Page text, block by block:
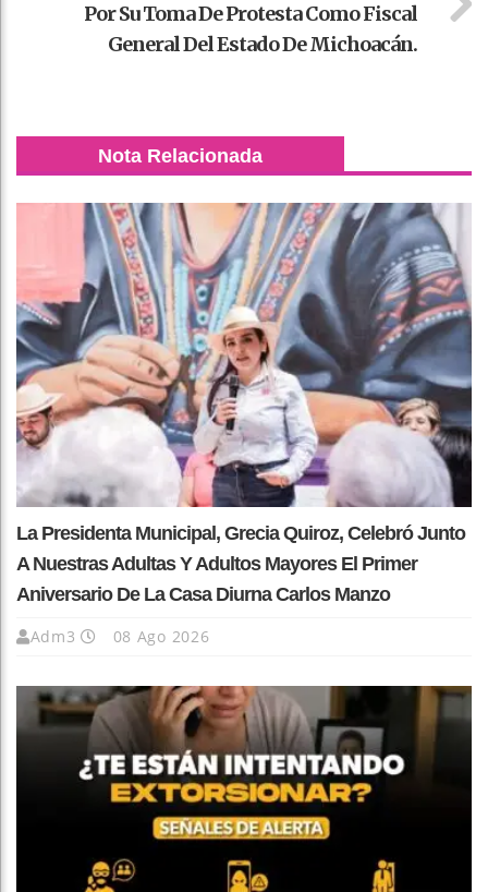
Por Su Toma De Protesta Como Fiscal
General Del Estado De Michoacán.
Nota Relacionada
La Presidenta Municipal, Grecia Quiroz, Celebró Junto
A Nuestras Adultas Y Adultos Mayores El Primer
Aniversario De La Casa Diurna Carlos Manzo
Adm3 08 Ago 2026